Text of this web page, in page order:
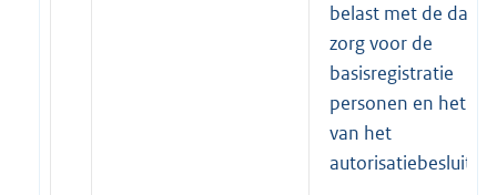
belast met de
zorg voor de
basisregistratie
personen en het
van het
autorisatiebesluit;